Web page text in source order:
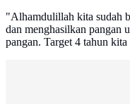
"Alhamdulillah kita sudah
dan menghasilkan pangan
pangan. Target 4 tahun